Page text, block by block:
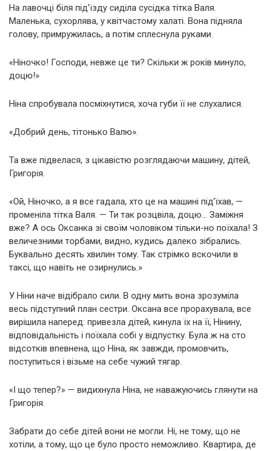
На лавочці біля під’їзду сиділа сусідка тітка Валя.
Маленька, сухорлява, у квітчастому халаті. Вона підняла
голову, примружилась, а потім сплеснула руками.
«Ніночко! Господи, невже це ти? Скільки ж років минуло,
доцю!»
Ніна спробувала посміхнутися, хоча губи її не слухалися.
«Добрий день, тітонько Валю».
Та вже підвелася, з цікавістю розглядаючи машину, дітей,
Григорія.
«Ой, Ніночко, а я все гадала, хто це на машині під’їхав, —
променіла тітка Валя. — Ти так розцвіла, доцю… Заміжня
вже? А ось Оксанка зі своїм чоловіком тільки-но поїхала! З
величезними торбами, видно, кудись далеко зібрались.
Буквально десять хвилин тому. Так стрімко вскочили в
таксі, що навіть не озирнулись.»
У Ніни наче відібрало сили. В одну мить вона зрозуміла
весь підступний план сестри. Оксана все прорахувала, все
вирішила наперед: привезла дітей, кинула їх на її, Нінину,
відповідальність і поїхала собі у відпустку. Була ж на сто
відсотків впевнена, що Ніна, як завжди, промовчить,
поступиться і візьме на себе чужий тягар.
«І що тепер?» — видихнула Ніна, не наважуючись глянути на
Григорія.
Забрати до себе дітей вони не могли. Ні, не тому, що не
хотіли, а тому, що це було просто неможливо. Квартира, де